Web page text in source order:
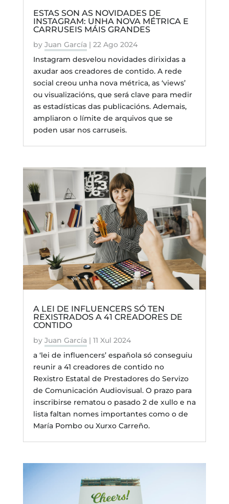
ESTAS SON AS NOVIDADES DE
INSTAGRAM: UNHA NOVA MÉTRICA E
CARRUSEIS MÁIS GRANDES
by Juan García | 22 Ago 2024
Instagram desvelou novidades dirixidas a
axudar aos creadores de contido. A rede
social creou unha nova métrica, as ‘views’
ou visualizacións, que será clave para medir
as estadísticas das publicacións. Ademais,
ampliaron o límite de arquivos que se
poden usar nos carruseis.
A LEI DE INFLUENCERS SÓ TEN
REXISTRADOS A 41 CREADORES DE
CONTIDO
by Juan García | 11 Xul 2024
a ‘lei de influencers’ española só conseguiu
reunir a 41 creadores de contido no
Rexistro Estatal de Prestadores do Servizo
de Comunicación Audiovisual. O prazo para
inscribirse rematou o pasado 2 de xullo e na
lista faltan nomes importantes como o de
María Pombo ou Xurxo Carreño.